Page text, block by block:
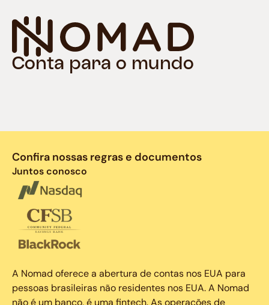
Conta para o mundo
Confira nossas regras e documentos
Juntos conosco
A Nomad oferece a abertura de contas nos EUA para
pessoas brasileiras não residentes nos EUA. A Nomad